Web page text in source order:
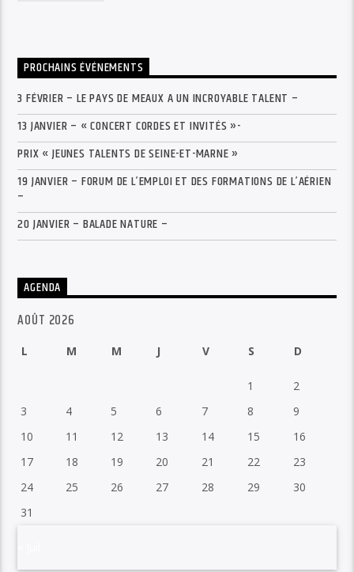
PROCHAINS ÉVÉNEMENTS
3 FÉVRIER – LE PAYS DE MEAUX A UN INCROYABLE TALENT –
13 JANVIER – « CONCERT CORDES ET INVITÉS »-
PRIX « JEUNES TALENTS DE SEINE-ET-MARNE »
19 JANVIER – FORUM DE L’EMPLOI ET DES FORMATIONS DE L’AÉRIEN
–
20 JANVIER – BALADE NATURE –
AGENDA
AOÛT 2026
L M M J V S D
1
2
3
4 5 6 7 8
9
10
11 12 13 14 15
16
17
18 19 20 21 22
23
24
25 26 27 28 29
30
31